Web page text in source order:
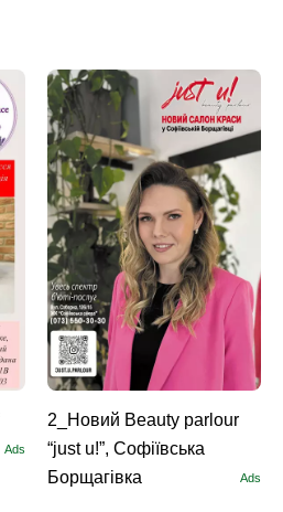
Ads
2_Новий Beauty parlour
“just u!”, Софіївська
Борщагівка
Ads